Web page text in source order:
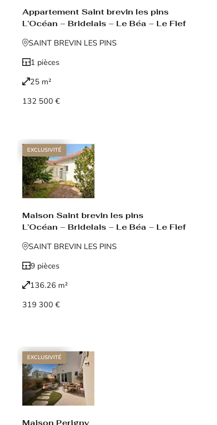
Appartement Saint brevin les pins
L’Océan – Bridelais – Le Béa – Le Fief
SAINT BREVIN LES PINS
1 pièces
25 m²
132 500 €
EXCLUSIVITÉ
Maison Saint brevin les pins
L’Océan – Bridelais – Le Béa – Le Fief
SAINT BREVIN LES PINS
9 pièces
136.26 m²
319 300 €
EXCLUSIVITÉ
Maison Perigny